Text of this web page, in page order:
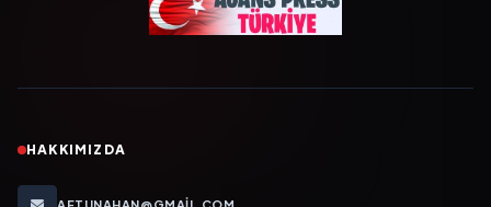
HAKKIMIZDA
AFTUNAHAN@GMAIL.COM